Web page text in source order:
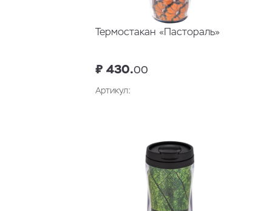
Термостакан «Пастораль»
₽ 430.00
Артикул: